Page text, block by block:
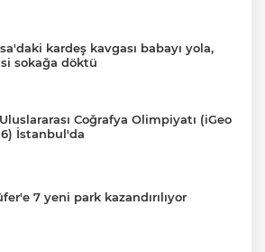
kardeş kavgası babayı yola,
sokağa döktü
Coğrafya Olimpiyatı (iGeo
İstanbul'da
7 yeni park kazandırılıyor